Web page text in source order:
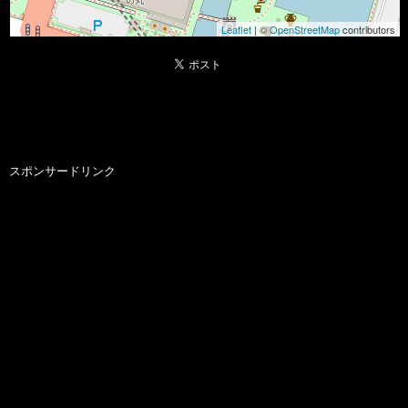
Leaflet | ©OpenStreetMapcontributors
スポンサードリンク